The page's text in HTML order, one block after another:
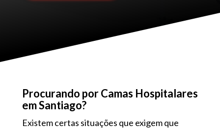
Procurando por Camas Hospitalares
em Santiago?
Existem certas situações que exigem que